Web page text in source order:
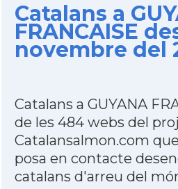
Catalans a
FRANCAISE
novembre del
Catalans a GUYANA
de les 484 webs del
Catalansalmon.com
posa en contacte
catalans d'arreu del